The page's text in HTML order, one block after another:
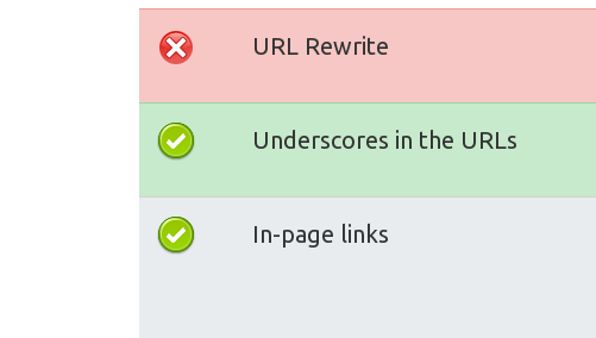
URL Rewrite
Underscores in the URLs
In-page links